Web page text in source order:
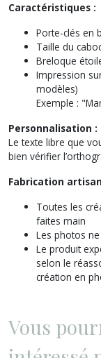
Caractéristiques :
Porte-clés en
Taille du
Breloque
Impression
modèles)
Exemple :
Personnalisation :
Le texte libre que
bien vérifier
Fabrication
Toutes les
faites main
Les photos
Le produit
selon le
création en
Vous